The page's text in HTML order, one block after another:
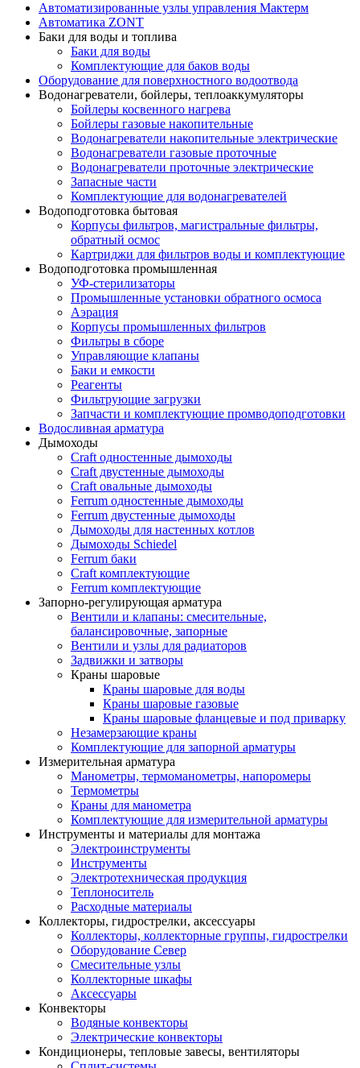
Автоматизированные узлы управления Мактерм
Автоматика ZONT
Баки для воды и топлива
Баки для воды
Комплектующие для баков воды
Оборудование для поверхностного водоотвода
Водонагреватели, бойлеры, теплоаккумуляторы
Бойлеры косвенного нагрева
Бойлеры газовые накопительные
Водонагреватели накопительные электрические
Водонагреватели газовые проточные
Водонагреватели проточные электрические
Запасные части
Комплектующие для водонагревателей
Водоподготовка бытовая
Корпусы фильтров, магистральные фильтры,
обратный осмос
Картриджи для фильтров воды и комплектующие
Водоподготовка промышленная
УФ-стерилизаторы
Промышленные установки обратного осмоса
Аэрация
Корпусы промышленных фильтров
Фильтры в сборе
Управляющие клапаны
Баки и емкости
Реагенты
Фильтрующие загрузки
Запчасти и комплектующие промводоподготовки
Водосливная арматура
Дымоходы
Craft одностенные дымоходы
Craft двустенные дымоходы
Craft овальные дымоходы
Ferrum одностенные дымоходы
Ferrum двустенные дымоходы
Дымоходы для настенных котлов
Дымоходы Schiedel
Ferrum баки
Craft комплектующие
Ferrum комплектующие
Запорно-регулирующая арматура
Вентили и клапаны: смесительные,
балансировочные, запорные
Вентили и узлы для радиаторов
Задвижки и затворы
Краны шаровые
Краны шаровые для воды
Краны шаровые газовые
Краны шаровые фланцевые и под приварку
Незамерзающие краны
Комплектующие для запорной арматуры
Измерительная арматура
Манометры, термоманометры, напоромеры
Термометры
Краны для манометра
Комплектующие для измерительной арматуры
Инструменты и материалы для монтажа
Электроинструменты
Инструменты
Электротехническая продукция
Теплоноситель
Расходные материалы
Коллекторы, гидрострелки, аксессуары
Коллекторы, коллекторные группы, гидрострелки
Оборудование Север
Смесительные узлы
Коллекторные шкафы
Аксессуары
Конвекторы
Водяные конвекторы
Электрические конвекторы
Кондиционеры, тепловые завесы, вентиляторы